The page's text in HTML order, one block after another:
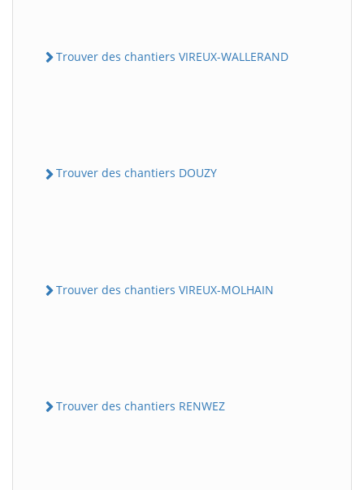
Trouver des chantiers VIREUX-WALLERAND
Trouver des chantiers DOUZY
Trouver des chantiers VIREUX-MOLHAIN
Trouver des chantiers RENWEZ